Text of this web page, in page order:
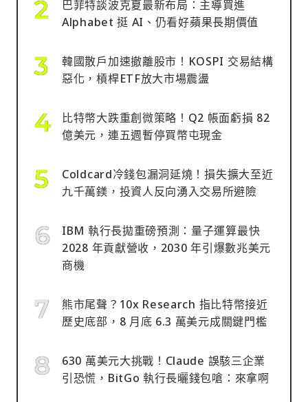
巴菲特談波克夏最新布局：主導買進
Alphabet 挺 AI、仍看好蘋果長期價值
韓國散戶加速撤離股市！KOSPI 交易結構
惡化，槓桿ETF放大市場震盪
比特幣大跌重創微策略！Q2 帳面虧損 82
億美元，連五週暫停買幣屯現金
Coldcard冷錢包漏洞延燒！損失擴大至近
九千萬鎂，投資人反向湧入交易所避險
IBM 執行長拋重磅預測：量子運算最快
2028 年貢獻營收，2030 年引爆數兆美元
商機
熊市尾聲？10x Research 指比特幣接近
歷史底部，8 月底 6.3 萬美元成關鍵門檻
630 萬美元大挑戰！Claude 誤駭三企業
引恐慌，BitGo 執行長曬錢包嗆：來拿啊